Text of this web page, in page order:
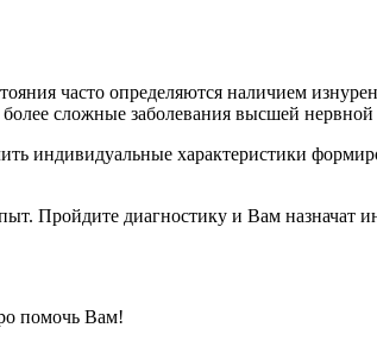
часто определяются наличием
сложные заболевания высшей нервной
индивидуальные характеристики
Пройдите диагностику и Вам назначат
помочь Вам!